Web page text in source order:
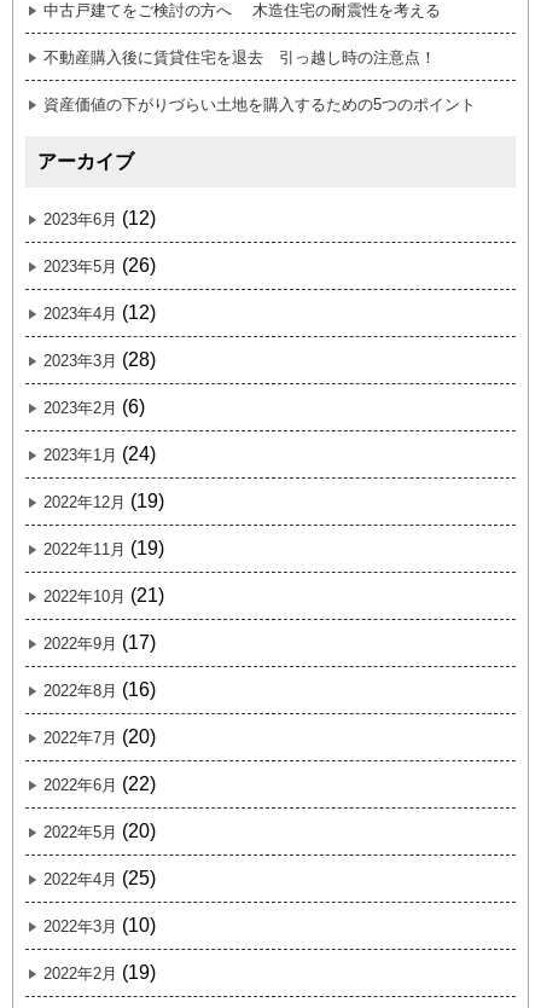
中古戸建てをご検討の方へ 木造住宅の耐震性を考える
不動産購入後に賃貸住宅を退去 引っ越し時の注意点！
資産価値の下がりづらい土地を購入するための5つのポイント
アーカイブ
2023年6月 (12)
2023年5月 (26)
2023年4月 (12)
2023年3月 (28)
2023年2月 (6)
2023年1月 (24)
2022年12月 (19)
2022年11月 (19)
2022年10月 (21)
2022年9月 (17)
2022年8月 (16)
2022年7月 (20)
2022年6月 (22)
2022年5月 (20)
2022年4月 (25)
2022年3月 (10)
2022年2月 (19)